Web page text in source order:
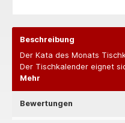
Beschreibung
Der Kata des Monats
Der Tischkalender eignet
Mehr
Bewertungen